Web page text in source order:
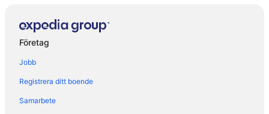
Hotell i Puerto de la Duquesa
Hotell i Saladillo-Benamara
Hotell i San Luis de Sabinillas
Hotell i San Pedro de Alcantara
3-Stjärniga hotell i San Pedro de Alcantara
Företag
Jobb
Registrera ditt boende
Samarbete